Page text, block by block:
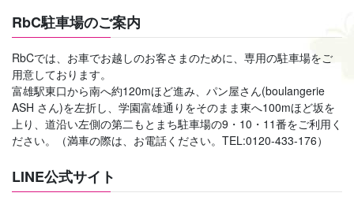
RbC駐車場のご案内
RbCでは、お車でお越しのお客さまのために、専用の駐車場をご
用意しております。
富雄駅東口から南へ約120mほど進み、パン屋さん(boulangerie
ASH さん)を左折し、学園富雄通りをそのまま東へ100mほど坂を
上り、道沿い左側の第二もとまち駐車場の9・10・11番をご利用く
ださい。（満車の際は、お電話ください。TEL:0120-433-176）
LINE公式サイト